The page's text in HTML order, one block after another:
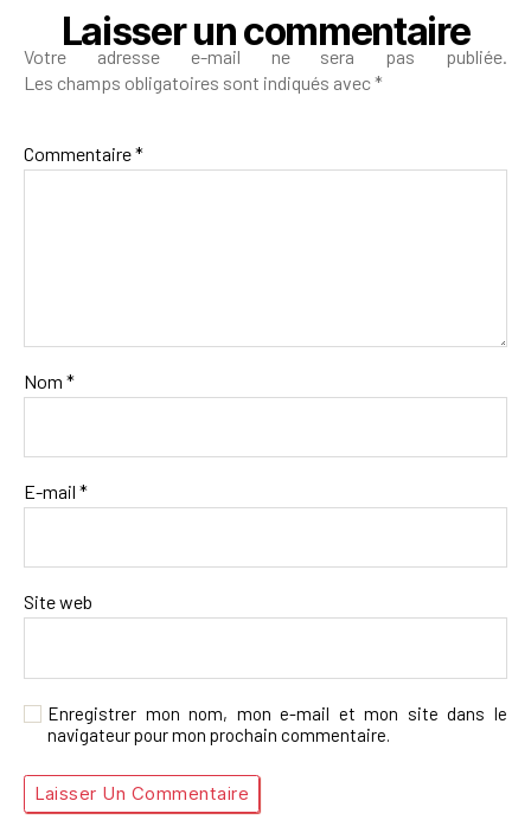
Laisser un commentaire
Votre adresse e-mail ne sera pas publiée.
Les champs obligatoires sont indiqués avec*
Commentaire*
Nom *
E-mail *
Site web
Enregistrer mon nom, mon e-mail et mon site dans le
navigateur pour mon prochain commentaire.